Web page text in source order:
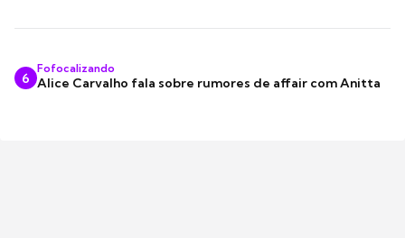
6
Fofocalizando
Alice Carvalho fala sobre rumores de affair com Anitta